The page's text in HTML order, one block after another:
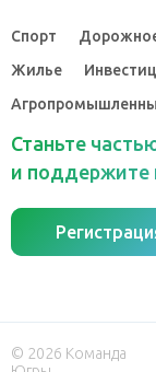
Спорт
Жилье
Станьте
и поддержите
© 2026 Команда